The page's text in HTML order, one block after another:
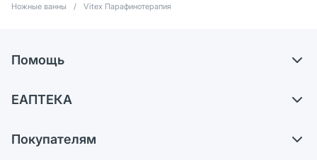
Ножные ванны
/ Vitex Парафинотерапия
Помощь
Самовывоз из аптек
ЕАПТЕКА
Карьера
Покупателям